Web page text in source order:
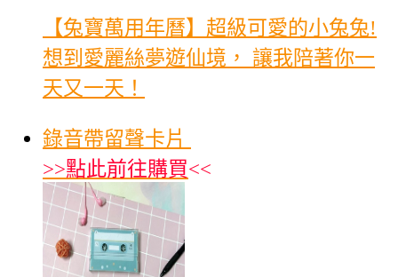
【兔寶萬用年曆】超級可愛的小兔兔!
想到愛麗絲夢遊仙境， 讓我陪著你一
天又一天！
錄音帶留聲卡片
>>點此前往購買<<